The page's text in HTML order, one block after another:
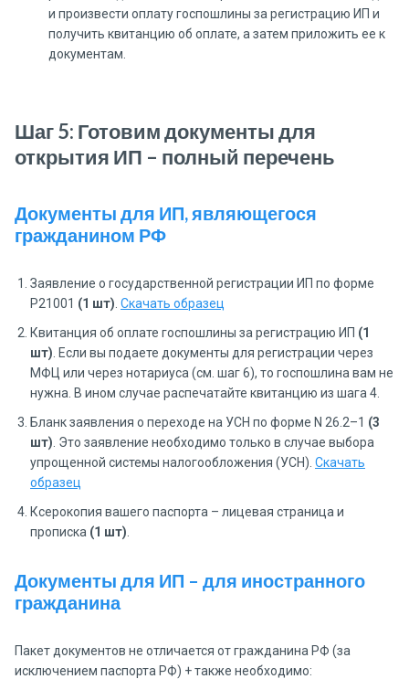
и произвести оплату госпошлины за регистрацию ИП и
получить квитанцию об оплате, а затем приложить ее к
документам.
Шаг 5: Готовим документы для
открытия ИП – полный перечень
Документы для ИП, являющегося
гражданином РФ
Заявление о государственной регистрации ИП по форме
Р21001 (1 шт) Скачать образец
Квитанция об оплате госпошлины за регистрацию ИП (1
шт) . Если вы подаете документы для регистрации через
МФЦ или через нотариуса (см. шаг 6), то госпошлина вам не
нужна. В ином случае распечатайте квитанцию из шага 4.
Бланк заявления о переходе на УСН по форме N 26.2–1 (3
шт) . Это заявление необходимо только в случае выбора
упрощенной системы налогообложения (УСН). Скачать
образец
Ксерокопия вашего паспорта – лицевая страница и
прописка (1 шт)
Документы для ИП – для иностранного
гражданина
Пакет документов не отличается от гражданина РФ (за
исключением паспорта РФ) + также необходимо: